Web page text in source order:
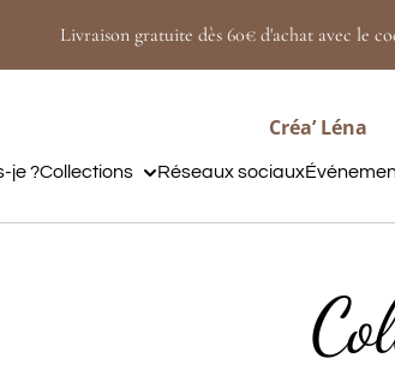
Livraison gratuite dès 60€ d'achat avec le
Créa’ Léna
je ?Collections Réseaux sociaux